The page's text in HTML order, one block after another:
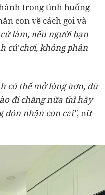
trong tình huống
con về cách gọi và
làm, nếu người bạn
cứ chơi, không phân
có thể mở lòng hơn, dù
đi chăng nữa thì hãy
đón nhận con cái", nữ